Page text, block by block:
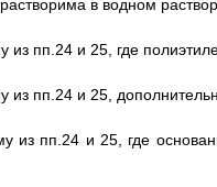
в водном
пп.24 и 25, где
из пп.24 и 25,
из пп.24 и 25, где